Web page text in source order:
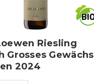
Riesling
Grosses Gewächs
2024